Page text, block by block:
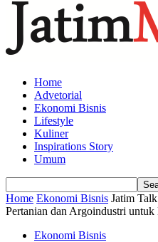
Home
Advetorial
Ekonomi Bisnis
Lifestyle
Kuliner
Inspirations Story
Umum
Home Ekonomi Bisnis Jatim
Pertanian dan Argoindustri
Ekonomi Bisnis